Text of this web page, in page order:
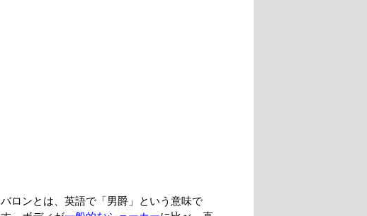
バロンとは、英語で「男爵」という意味で